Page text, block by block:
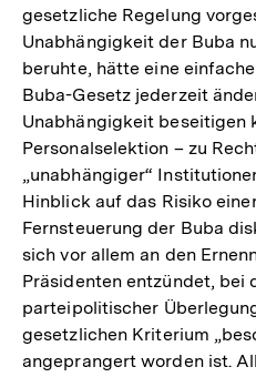
gesetzliche Regelung
Unabhängigkeit der Buba
beruhte, hätte eine
Buba-Gesetz jederzeit
Unabhängigkeit beseitigen
Personalselektion – zu
„unabhängiger“
Hinblick auf das Risiko
Fernsteuerung der Buba
sich vor allem an den
Präsidenten entzündet, bei
parteipolitischer
gesetzlichen Kriterium
angeprangert worden ist.